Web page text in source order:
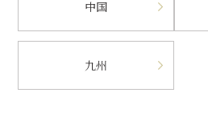
中国
九州